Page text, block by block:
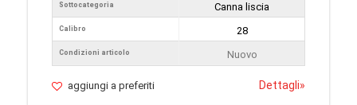
Sottocategoria
Calibro
Condizioni articolo
Canna liscia
28
Nuovo
aggiungi a preferiti Dettagli»